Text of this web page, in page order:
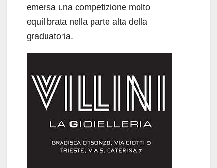
emersa una competizione molto
equilibrata nella parte alta della
graduatoria.